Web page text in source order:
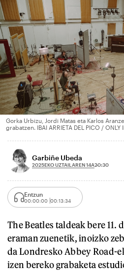
Gorka Urbizu, Jordi Matas eta Karlos
grabatzen. IBAI ARRIETA DEL PICO / ONLY
Garbiñe Ubeda
2025EKO UZTAILAREN 14A20:30
Entzun
00:00:00 00:13:34
The Beatles taldeak bere 11.
eraman zuenetik, inoizko
da Londresko Abbey Road-
izen bereko grabaketa